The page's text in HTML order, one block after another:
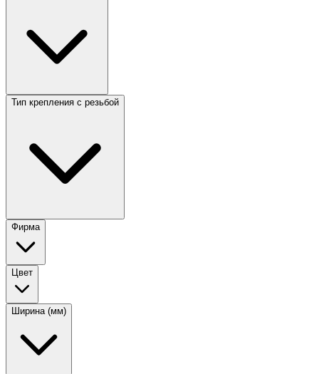
Тип крепления с резьбой
Фирма
Цвет
Ширина (мм)